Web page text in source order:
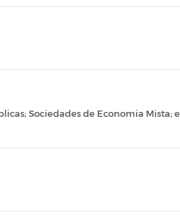
Sociedades de Economia Mista;